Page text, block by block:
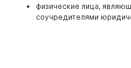
физические лица,
соучредителями